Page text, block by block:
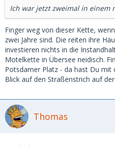
Ich war jetzt zweimal in einem
Finger weg von dieser Kette,
zwei Jahre sind. Die reiten ihre
investieren nichts in die
Motelkette in Übersee neidisch.
Potsdamer Platz - da hast Du
Blick auf den Straßenstrich auf
Thomas